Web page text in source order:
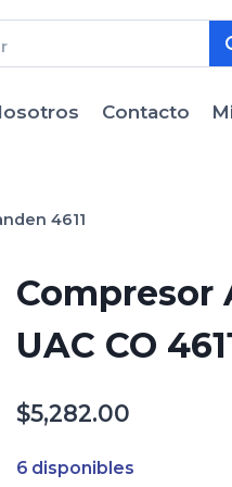
Contacto
4611
Compresor
UAC CO
$5,282.00
6 disponibles